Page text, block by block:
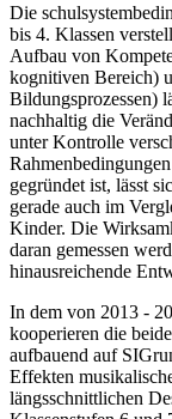
Die
bis 4. Klassen
Aufbau von
kognitiven Bereich)
Bildungsprozessen)
nachhaltig die
unter Kontrolle
gegründet ist, lässt
gerade auch im
Kinder. Die
daran gemessen
hinausreichende
In dem von 2013 -
kooperieren die
aufbauend auf
Effekten
längsschnittlichen